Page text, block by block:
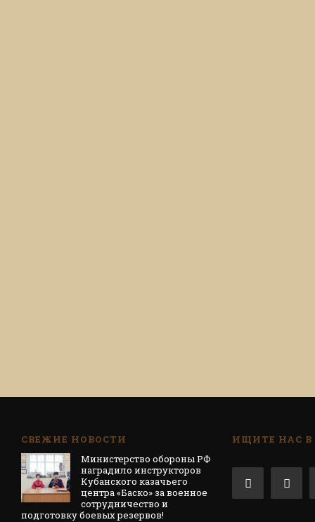
СВЕЖИЕ НОВОСТИ
Министерство обороны РФ
наградило инструкторов
Кубанского казачьего
центра «Баско» за военное
сотрудничество и
подготовку боевых резервов!
ИЩИТЕ НАС В